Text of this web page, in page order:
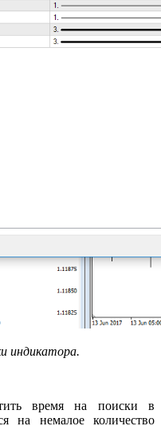
индикатора.
время на поиски в
на немалое количество